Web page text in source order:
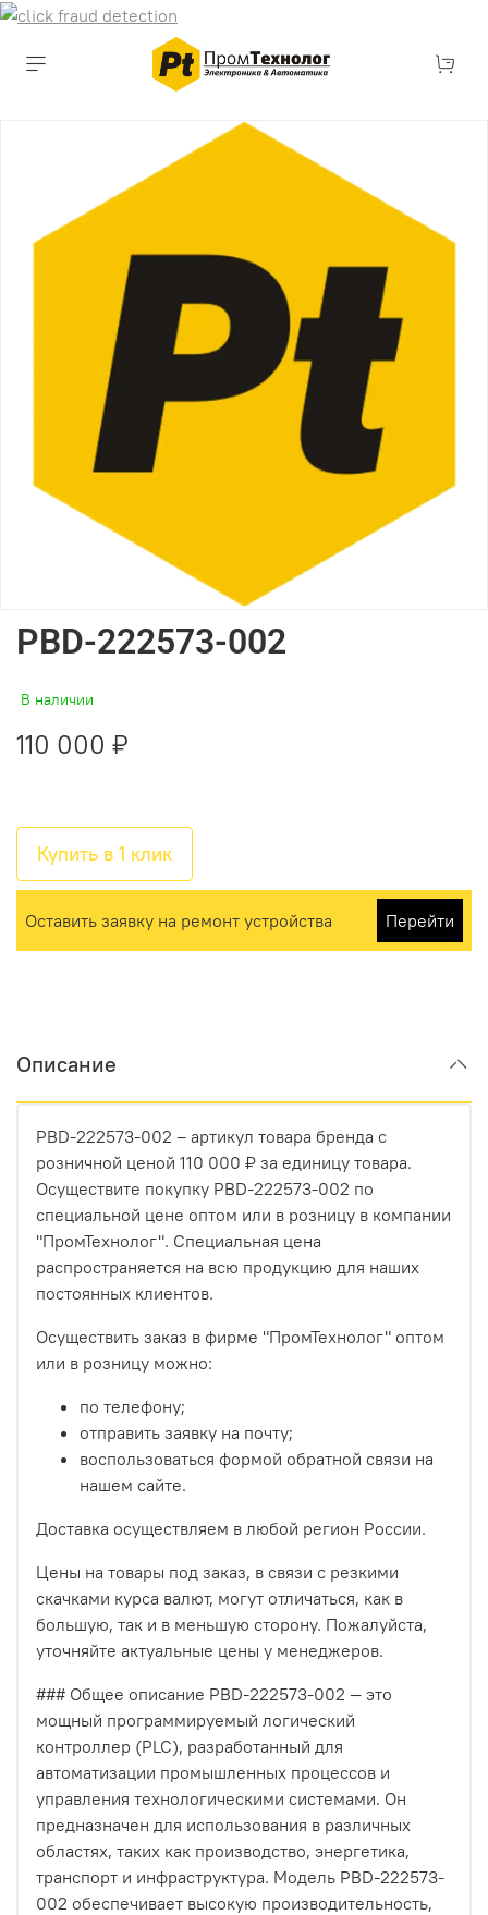
PBD-222573-002
В наличии
110 000 ₽
Купить в 1 клик
Оставить заявку на ремонт устройства Перейти
Описание
PBD-222573-002 – артикул товара бренда с
розничной ценой 110 000 ₽ за единицу товара.
Осуществите покупку PBD-222573-002 по
специальной цене оптом или в розницу в компании
"ПромТехнолог". Специальная цена
распространяется на всю продукцию для наших
постоянных клиентов.
Осуществить заказ в фирме "ПромТехнолог" оптом
или в розницу можно:
по телефону;
отправить заявку на почту;
воспользоваться формой обратной связи на
нашем сайте.
Доставка осуществляем в любой регион России.
Цены на товары под заказ, в связи с резкими
скачками курса валют, могут отличаться, как в
большую, так и в меньшую сторону. Пожалуйста,
уточняйте актуальные цены у менеджеров.
### Общее описание PBD-222573-002 — это
мощный программируемый логический
контроллер (PLC), разработанный для
автоматизации промышленных процессов и
управления технологическими системами. Он
предназначен для использования в различных
областях, таких как производство, энергетика,
транспорт и инфраструктура. Модель PBD-222573-
002 обеспечивает высокую производительность,